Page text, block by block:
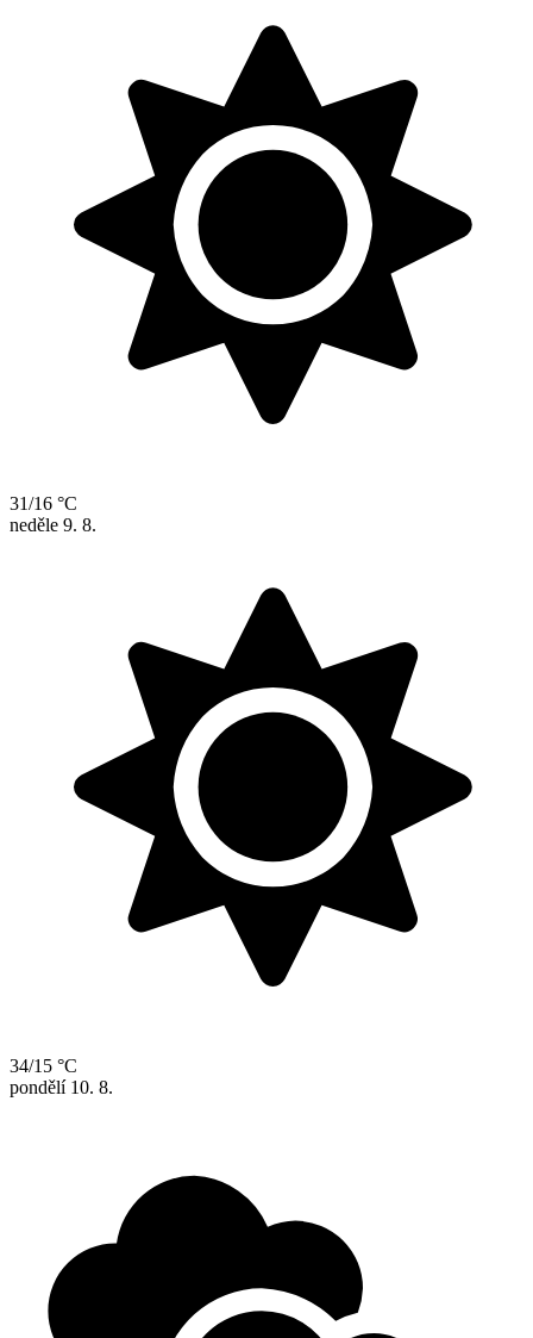
31/16 °C
neděle 9. 8.
34/15 °C
pondělí 10. 8.